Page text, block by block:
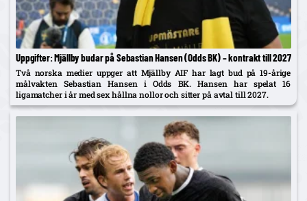
Uppgifter: Mjällby budar på Sebastian Hansen (Odds BK) – kontrakt till 2027
Två norska medier uppger att Mjällby AIF har lagt bud på 19-årige
målvakten Sebastian Hansen i Odds BK. Hansen har spelat 16
ligamatcher i år med sex hållna nollor och sitter på avtal till 2027.